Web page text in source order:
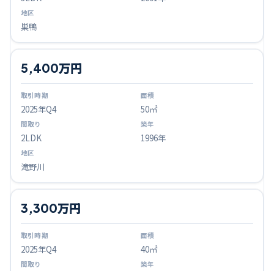
巣鴨
2025年Q4
5,400万円
50㎡
2LDK 1996年
滝野川
2025年Q4
3,300万円
40㎡